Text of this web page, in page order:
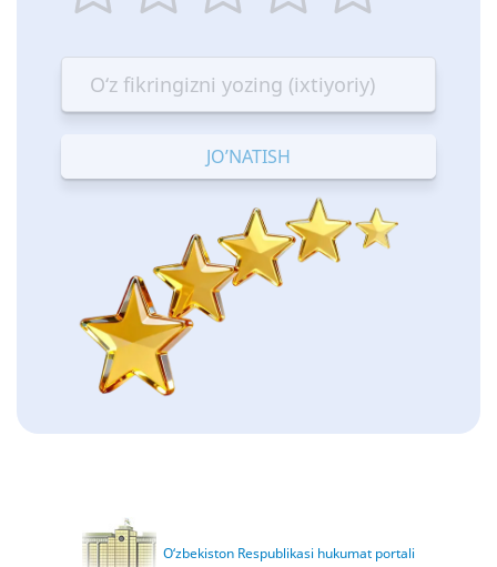
star
Terrible
stars
—
Bad
stars
—
OK
stars
—
Good
stars
—
Excellent
O‘zbekiston Respublikasi hukumat portali